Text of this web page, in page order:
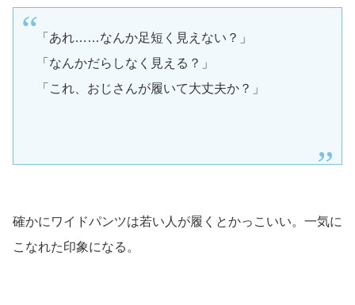
「あれ……なんか足短く見えない？」
「なんかだらしなく見える？」
「これ、おじさんが履いて大丈夫か？」
確かにワイドパンツは若い人が履くとかっこいい。一気に
こなれた印象になる。